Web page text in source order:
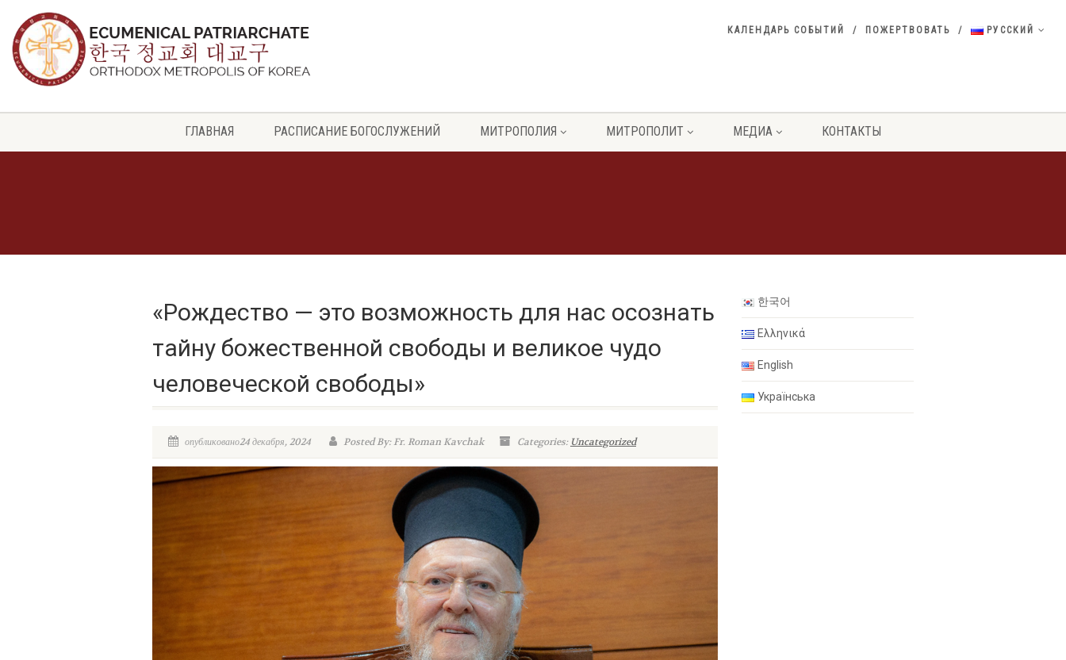
КАЛЕНДАРЬ СОБЫТИЙ ПОЖЕРТВОВАТЬ РУССКИЙ
ГЛАВНАЯ РАСПИСАНИЕ БОГОСЛУЖЕНИЙ МИТРОПОЛИЯ МИТРОПОЛИТ МЕДИА КОНТАКТЫ
«Рождество — это возможность для нас осознать
тайну божественной свободы и великое чудо
человеческой свободы»
опубликовано24 декабря, 2024 Posted By: Fr. Roman Kavchak Categories: Uncategorized
한국어
Ελληνικά
English
Українська